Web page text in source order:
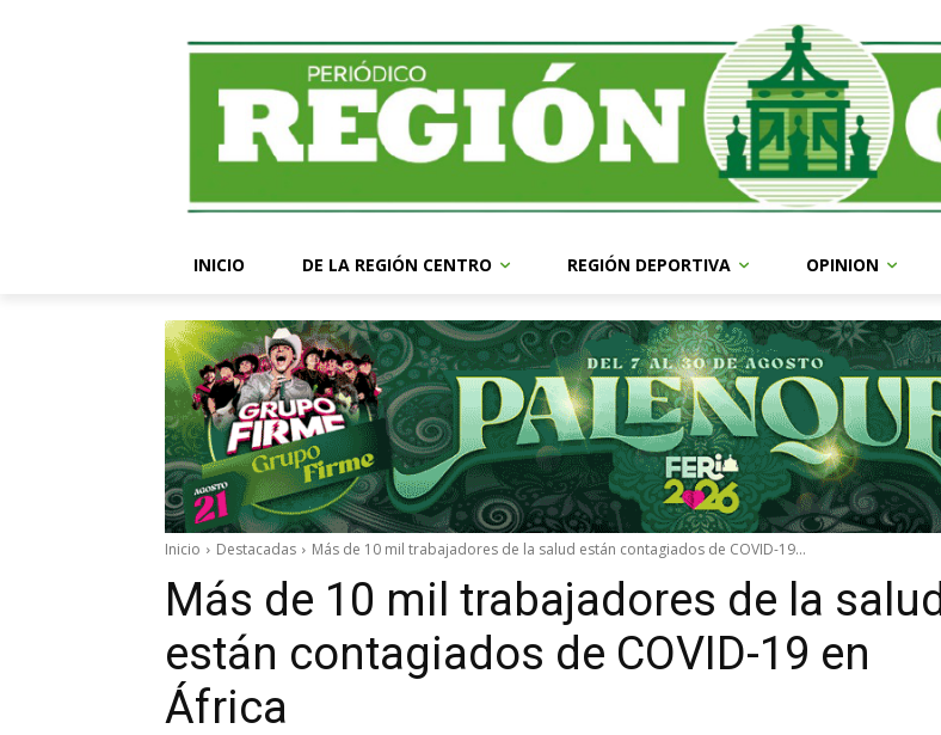
INICIO DE LA REGIÓN CENTRO REGIÓN DEPORTIVA OPINION
Inicio Destacadas Más de 10 mil trabajadores de la salud están contagiados de COVID-19...
Más de 10 mil trabajadores de la salud
están contagiados de COVID-19 en
África